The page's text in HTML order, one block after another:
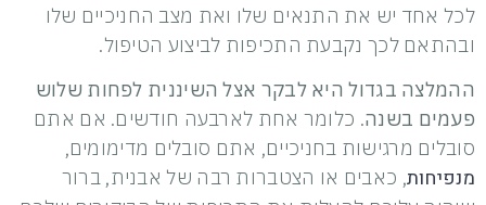
לכל אחד יש את התנאים שלו ואת מצב החניכיים שלו
ובהתאם לכך נקבעת התכיפות לביצוע הטיפול.
ההמלצה בגדול היא לבקר אצל השיננית לפחות שלוש
פעמים בשנה. כלומר אחת לארבעה חודשים. אם אתם
סובלים מרגישות בחניכיים, אתם סובלים מדימומים,
מנפיחות, כאבים או הצטברות רבה של אבנית, ברור